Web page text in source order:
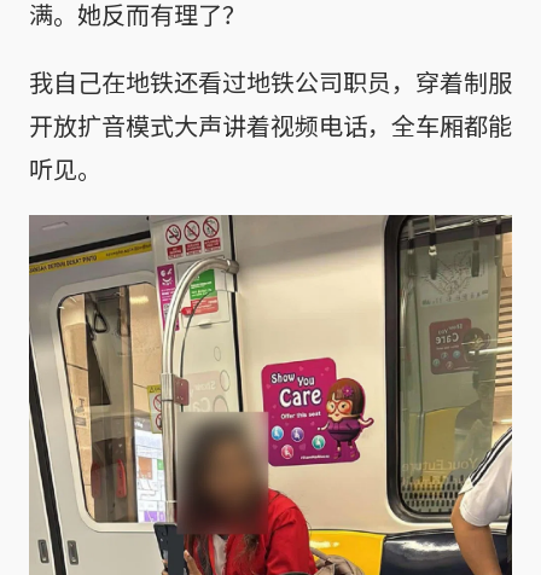
满。她反而有理了？
我自己在地铁还看过地铁公司职员，穿着制服
开放扩音模式大声讲着视频电话，全车厢都能
听见。